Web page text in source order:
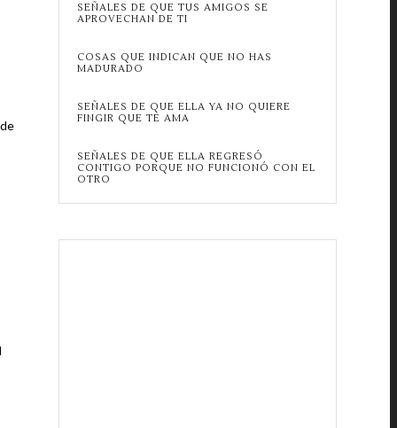
SEÑALES DE QUE TUS AMIGOS SE
APROVECHAN DE TI
COSAS QUE INDICAN QUE NO HAS
MADURADO
SEÑALES DE QUE ELLA YA NO QUIERE
FINGIR QUE TE AMA
SEÑALES DE QUE ELLA REGRESÓ
CONTIGO PORQUE NO FUNCIONÓ CON EL
OTRO